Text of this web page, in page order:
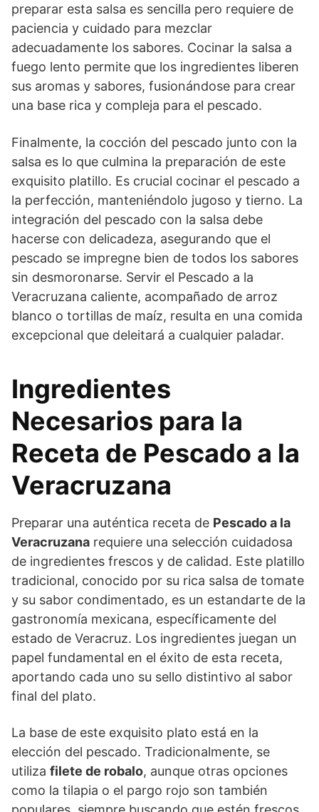
preparar esta salsa es sencilla pero requiere de
paciencia y cuidado para mezclar
adecuadamente los sabores. Cocinar la salsa a
fuego lento permite que los ingredientes liberen
sus aromas y sabores, fusionándose para crear
una base rica y compleja para el pescado.
Finalmente, la cocción del pescado junto con la
salsa es lo que culmina la preparación de este
exquisito platillo. Es crucial cocinar el pescado a
la perfección, manteniéndolo jugoso y tierno. La
integración del pescado con la salsa debe
hacerse con delicadeza, asegurando que el
pescado se impregne bien de todos los sabores
sin desmoronarse. Servir el Pescado a la
Veracruzana caliente, acompañado de arroz
blanco o tortillas de maíz, resulta en una comida
excepcional que deleitará a cualquier paladar.
Ingredientes
Necesarios para la
Receta de Pescado a la
Veracruzana
Preparar una auténtica receta de Pescado a la
Veracruzana requiere una selección cuidadosa
de ingredientes frescos y de calidad. Este platillo
tradicional, conocido por su rica salsa de tomate
y su sabor condimentado, es un estandarte de la
gastronomía mexicana, específicamente del
estado de Veracruz. Los ingredientes juegan un
papel fundamental en el éxito de esta receta,
aportando cada uno su sello distintivo al sabor
final del plato.
La base de este exquisito plato está en la
elección del pescado. Tradicionalmente, se
utiliza filete de robalo, aunque otras opciones
como la tilapia o el pargo rojo son también